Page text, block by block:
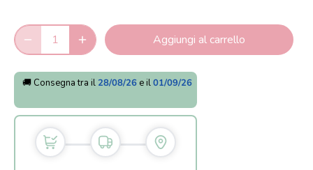
Aggiungi al carrello
🚚 Consegna tra il 28/08/26 e il01/09/26